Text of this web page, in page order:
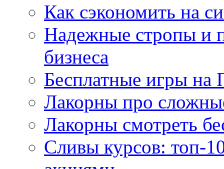
Как сэкономить на
Надежные стропы и
бизнеса
Бесплатные игры на
Лакорны про
Лакорны смотреть
Сливы курсов: топ-